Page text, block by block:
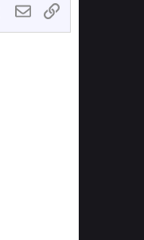
TumblrEmailLink